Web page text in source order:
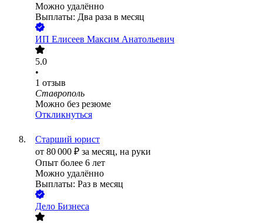
Можно удалённо
Выплаты: Два раза в месяц
ИП Елисеев Максим Анатольевич
5.0
•
1 отзыв
Ставрополь
Можно без резюме
Откликнуться
Старший юрист
от 80 000 ₽ за месяц, на руки
Опыт более 6 лет
Можно удалённо
Выплаты: Раз в месяц
Дело Бизнеса